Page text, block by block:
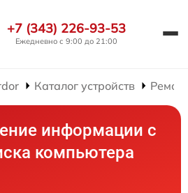
+7 (343) 226-93-53
Ежедневно с 9:00 до 21:00
Каталог устройств
информации с
компьютера